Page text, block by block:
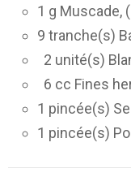
1 g Muscade,
9 tranche(s)
2 unité(s)
6 cc Fines
1 pincée(s)
1 pincée(s)